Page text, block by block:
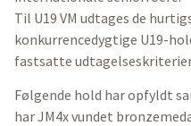
Til U19 VM udtages de
konkurrencedygtige U19-
fastsatte
Følgende hold har opfyldt
har JM4x vundet